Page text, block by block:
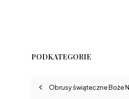
PODKATEGORIE
Obrusy świąteczne Boże